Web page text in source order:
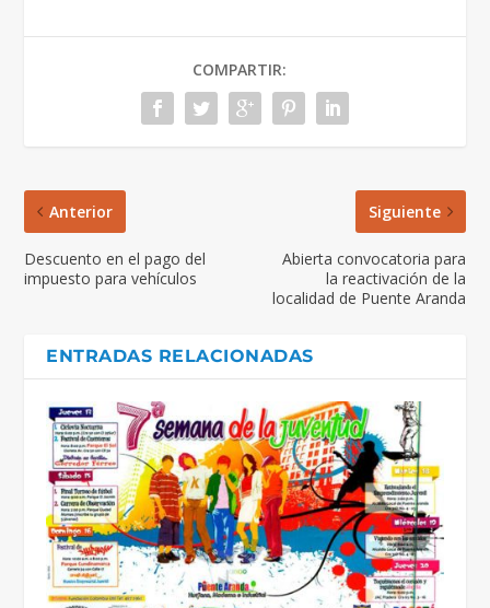
COMPARTIR:
Anterior
Descuento en el pago del
impuesto para vehículos
Siguiente
Abierta convocatoria para
la reactivación de la
localidad de Puente Aranda
ENTRADAS RELACIONADAS